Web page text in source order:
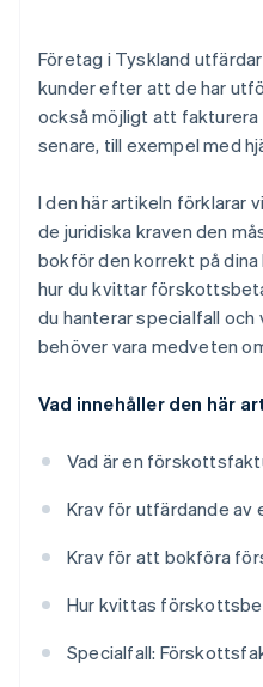
Företag i Tyskland
kunder efter att de har
också möjligt att
senare, till exempel med
I den här artikeln förklarar
de juridiska kraven den
bokför den korrekt på
hur du kvittar
du hanterar specialfall och
behöver vara medveten
Vad innehåller den här
Vad är en
Krav för utfärdande
Krav för att bokföra
Hur kvittas
Specialfall: